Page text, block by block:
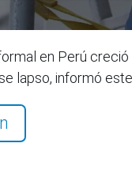
en Perú
lapso, informó